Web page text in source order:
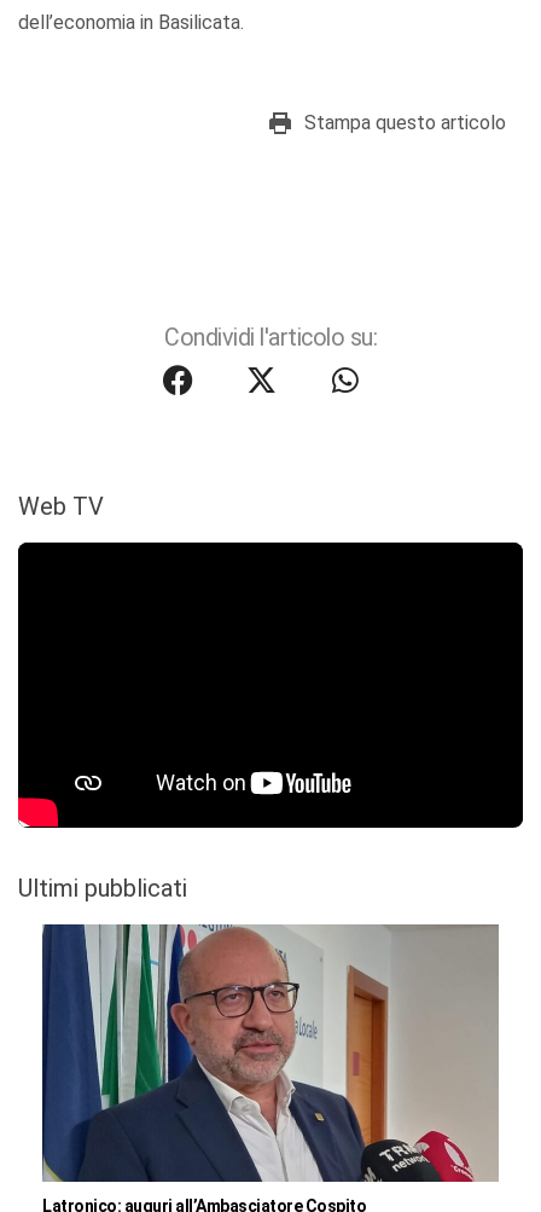
dell’economia in Basilicata.
Stampa questo articolo
Condividi l'articolo su:
Web TV
Ultimi pubblicati
Latronico: auguri all’Ambasciatore Cospito